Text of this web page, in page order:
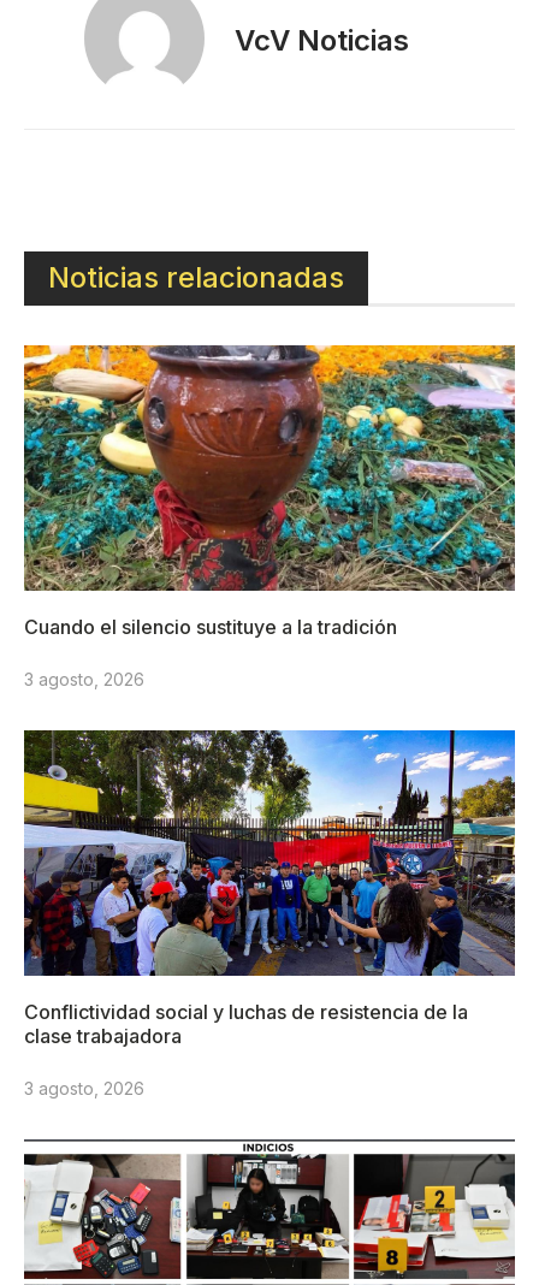
VcV Noticias
Noticias relacionadas
Cuando el silencio sustituye a la tradición
3 agosto, 2026
Conflictividad social y luchas de resistencia de la
clase trabajadora
3 agosto, 2026